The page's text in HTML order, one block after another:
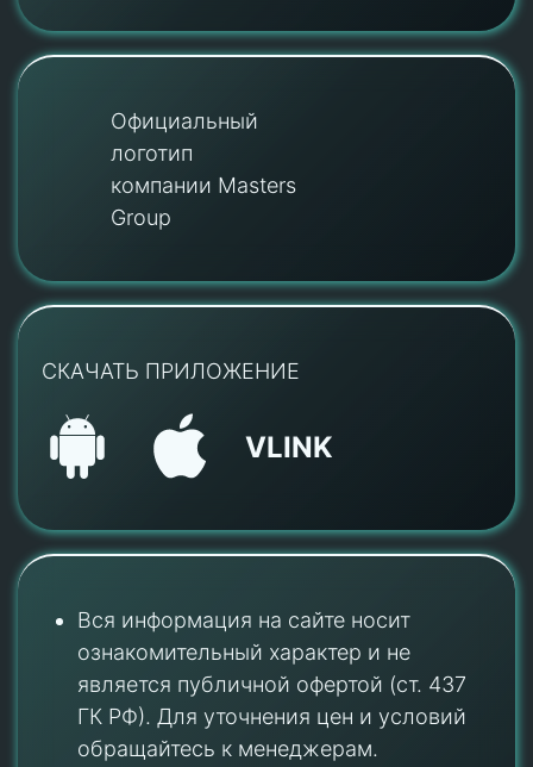
Официальный
логотип
компании Masters
Group
СКАЧАТЬ ПРИЛОЖЕНИЕ
VLINK
Вся информация на сайте носит
ознакомительный характер и не
является публичной офертой (ст. 437
ГК РФ). Для уточнения цен и условий
обращайтесь к менеджерам.